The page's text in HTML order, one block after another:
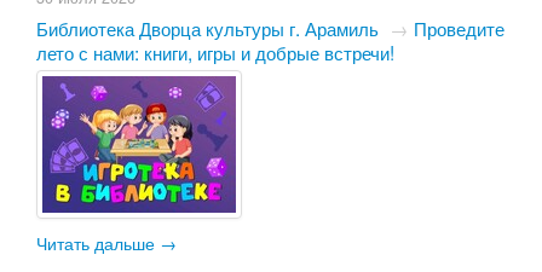
Библиотека Дворца культуры г. Арамиль → ​Проведите
лето с нами: книги, игры и добрые встречи!
Читать дальше →